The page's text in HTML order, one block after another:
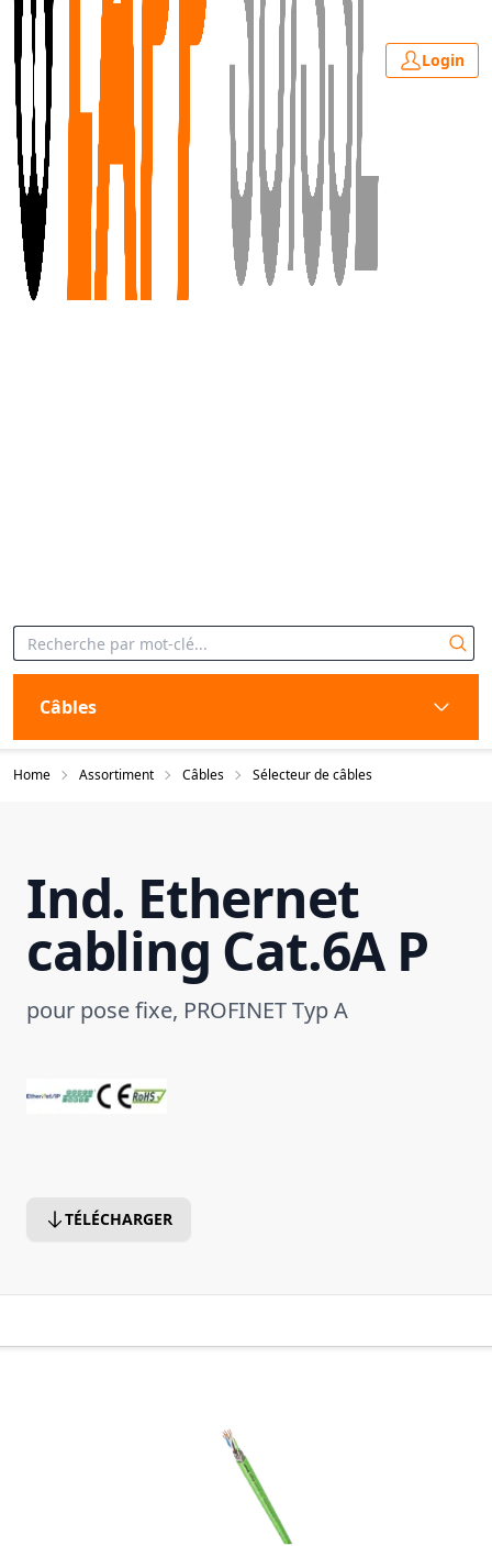
Login
Câbles
Home Assortiment Câbles Sélecteur de câbles
Ind. Ethernet
cabling Cat.6A P
pour pose fixe, PROFINET Typ A
TÉLÉCHARGER